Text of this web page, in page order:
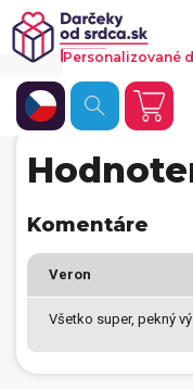
Fotoobrazy a
Kalendáre
Fotoknihy a fotozošity
Personalizované
Komentáre
Veron
Všetko super, pekný